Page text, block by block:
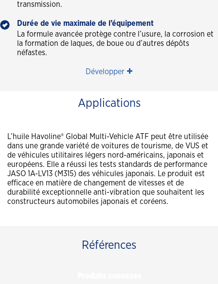
transmission.
Durée de vie maximale de l’équipement
La formule avancée protège contre l’usure, la corrosion et
la formation de laques, de boue ou d’autres dépôts
néfastes.
Développer
Applications
L’huile Havoline® Global Multi-Vehicle ATF peut être utilisée
dans une grande variété de voitures de tourisme, de VUS et
de véhicules utilitaires légers nord-américains, japonais et
européens. Elle a réussi les tests standards de performance
JASO 1A-LV13 (M315) des véhicules japonais. Le produit est
efficace en matière de changement de vitesses et de
durabilité exceptionnelle anti-vibration que souhaitent les
constructeurs automobiles japonais et coréens.
Références